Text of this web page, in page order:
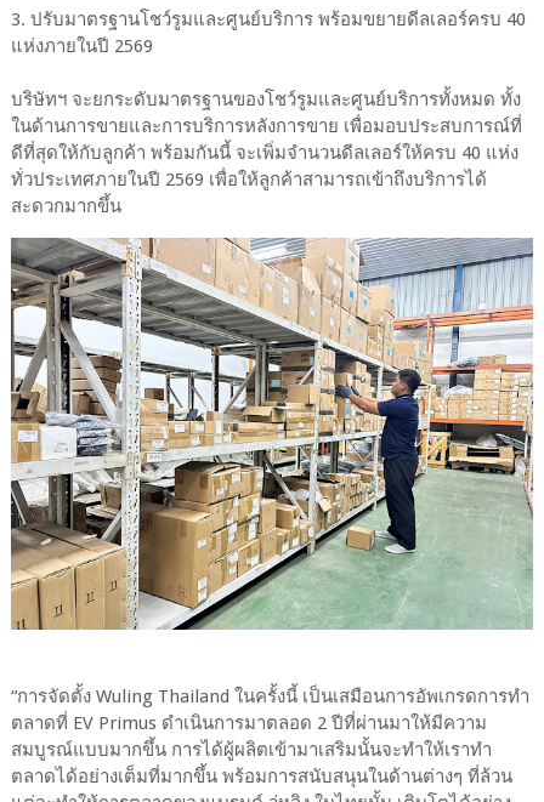
3. ปรับมาตรฐานโชว์รูมและศูนย์บริการ พร้อมขยายดีลเลอร์ครบ 40
แห่งภายในปี 2569
บริษัทฯ จะยกระดับมาตรฐานของโชว์รูมและศูนย์บริการทั้งหมด ทั้ง
ในด้านการขายและการบริการหลังการขาย เพื่อมอบประสบการณ์ที่
ดีที่สุดให้กับลูกค้า พร้อมกันนี้ จะเพิ่มจำนวนดีลเลอร์ให้ครบ 40 แห่ง
ทั่วประเทศภายในปี 2569 เพื่อให้ลูกค้าสามารถเข้าถึงบริการได้
สะดวกมากขึ้น
“การจัดตั้ง Wuling Thailand ในครั้งนี้ เป็นเสมือนการอัพเกรดการทำ
ตลาดที่ EV Primus ดำเนินการมาตลอด 2 ปีที่ผ่านมาให้มีความ
สมบูรณ์แบบมากขึ้น การได้ผู้ผลิตเข้ามาเสริมนั้นจะทำให้เราทำ
ตลาดได้อย่างเต็มที่มากขึ้น พร้อมการสนับสนุนในด้านต่างๆ ที่ล้วน